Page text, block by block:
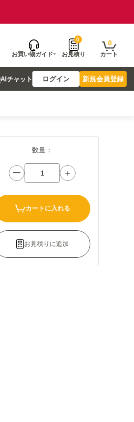
お買い物ガイド
0
お見積り
0
カート
AIチャット ログイン 新規会員登録
数量：
ー ＋
カートに入れる
お見積りに追加